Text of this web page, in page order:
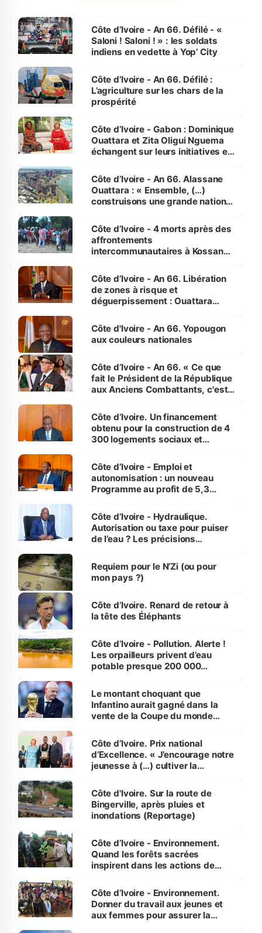
Côte d’Ivoire - An 66. Défilé - «
Saloni ! Saloni ! » : les soldats
indiens en vedette à Yop’ City
Côte d’Ivoire - An 66. Défilé :
L’agriculture sur les chars de la
prospérité
Côte d’Ivoire - Gabon : Dominique
Ouattara et Zita Oligui Nguema
échangent sur leurs initiatives en
enfants
Côte d’Ivoire - An 66. Alassane
Ouattara : « Ensemble, (…)
construisons une grande nation
générations futures »
Côte d’Ivoire - 4 morts après des
affrontements
intercommunautaires à Kossandji
milieu des sinistrés
Côte d’Ivoire - An 66. Libération
de zones à risque et
déguerpissement : Ouattara
l'Etat de droit pour préserver les
vies humaines »
Côte d'Ivoire - An 66. Yopougon
aux couleurs nationales
Côte d’Ivoire - An 66. « Ce que
fait le Président de la République
aux Anciens Combattants, c'est
Côte d’Ivoire. Un financement
obtenu pour la construction de 4
300 logements sociaux et
et Yamoussoukro
Côte d’Ivoire - Emploi et
autonomisation : un nouveau
Programme au profit de 5,3
Côte d’Ivoire - Hydraulique.
Autorisation ou taxe pour puiser
de l’eau ? Les précisions
Requiem pour le N’Zi (ou pour
mon pays ?)
Côte d’Ivoire. Renard de retour à
la tête des Éléphants
Côte d’Ivoire - Pollution. Alerte !
Les orpailleurs privent d’eau
potable presque 200 000
Le montant choquant que
Infantino aurait gagné dans la
vente de la Coupe du monde
Côte d’Ivoire. Prix national
d’Excellence. « J’encourage notre
jeunesse à (…) cultiver la
(Alassane Ouattara
Côte d'Ivoire. Sur la route de
Bingerville, après pluies et
inondations (Reportage)
Côte d’Ivoire - Environnement.
Quand les forêts sacrées
inspirent dans les actions de
Côte d’Ivoire - Environnement.
Donner du travail aux jeunes et
aux femmes pour assurer la